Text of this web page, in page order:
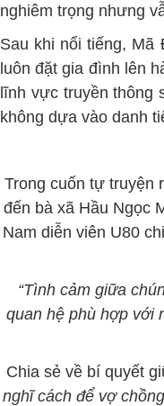
nghiêm trọng nhưng
Sau khi nổi tiếng,
luôn đặt gia đình lên
lĩnh vực truyền thông
không dựa vào danh
Trong cuốn tự truyện
đến bà xã Hầu Ngọc
Nam diễn viên U80
“Tình cảm giữa
quan hệ phù hợp với
Chia sẻ về bí quyết
nghĩ cách để vợ